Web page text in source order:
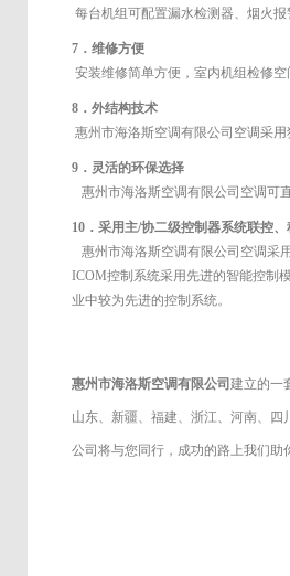
每台机组可配置漏水检测器、烟火
7．维修方便
安装维修简单方便，室内机组检修
8．外结构技术
惠州市海洛斯空调有限公司 空调采
9．灵活的环保选择
惠州市海洛斯空调有限公司 空调可
10．采用主/协二级控制器系统联控
惠州市海洛斯空调有限公司 空调采
ICOM控制系统采用先进的智能控制
业中较为先进的控制系统。
惠州市海洛斯空调有限公司 建立的一
山东、新疆、福建、浙江、河南、
公司将与您同行，成功的路上我们助